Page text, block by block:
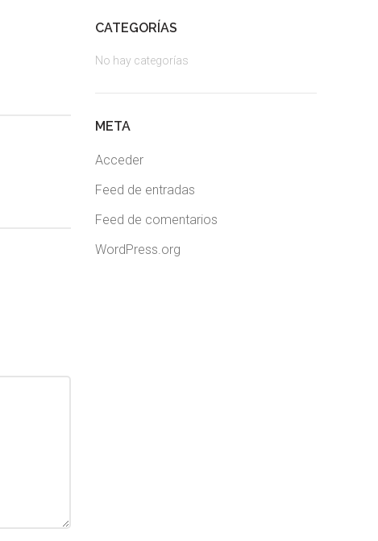
CATEGORÍAS
No hay categorías
META
Acceder
Feed de entradas
Feed de comentarios
WordPress.org